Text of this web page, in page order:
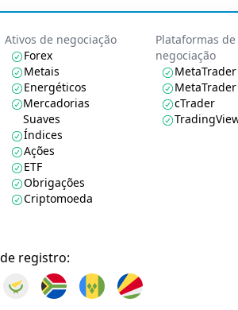
Ativos de negociação
Forex
Metais
Energéticos
Mercadorias
Suaves
Índices
Ações
ETF
Obrigações
Criptomoeda
Plataformas de
negociação
cTrader
registro: